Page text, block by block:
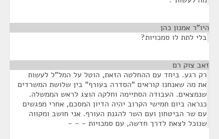
היו"ר אמנון כהן
בלי לתת לו סמכויות?
זאב צוק רם
רק רגע. ביחד עם ההחלטה הזאת, הוטל על המל"ל לעשות
את מה שאנחנו קוראים "הסדרה בעורף" בין שלושת המשרדים
שנמצאים. העבודה הסתיימה וחלקה הוצג לראש הממשלה.
כנראה ביום חמישי הקרוב יהיה הדיון המסכם, אחרי מפגשים
עם שר הביטחון ועם השר להגנת העורף. אני חושב ומקווה
שנוכל לצאת לדרך חדשה, עם סמכויות - - -